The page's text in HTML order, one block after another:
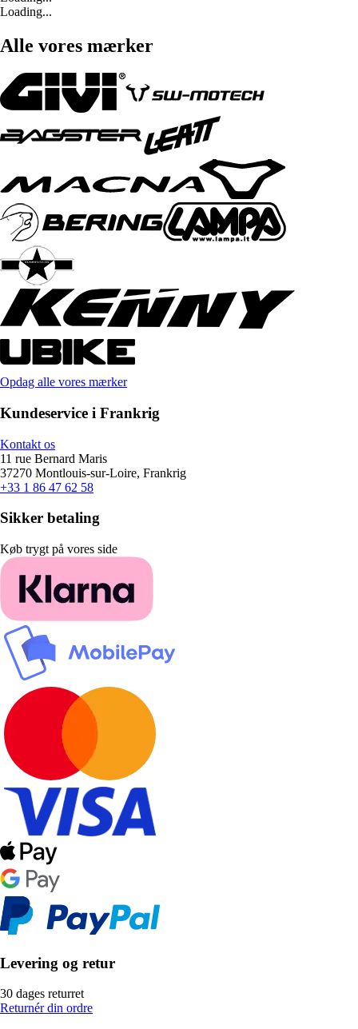
Loading...
Alle vores mærker
Opdag alle vores mærker
Kundeservice i Frankrig
Kontakt os
11 rue Bernard Maris
37270 Montlouis-sur-Loire, Frankrig
+33 1 86 47 62 58
Sikker betaling
Køb trygt på vores side
Levering og retur
30 dages returret
Returnér din ordre